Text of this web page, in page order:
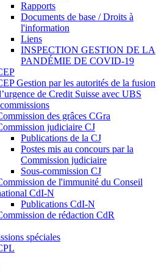
Rapports
Documents de base / Droits à
l'information
Liens
INSPECTION GESTION DE LA
PANDÉMIE DE COVID-19
Gestion par les autorités de la fusion
de Credit Suisse avec UBS
des grâces CGra
judiciaire CJ
Publications de la CJ
Postes mis au concours par la
Commission judiciaire
Sous-commission CJ
de l'immunité du Conseil
CdI-N
Publications CdI-N
de rédaction CdR
spéciales